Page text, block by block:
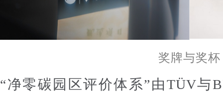
奖牌与奖杯
“净零碳园区评价体系”由TÜV与